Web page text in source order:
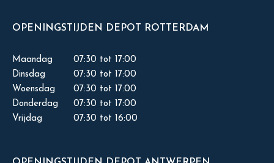
OPENINGSTIJDEN DEPOT ROTTERDAM
Maandag
07:30 tot 17:00
Dinsdag
07:30 tot 17:00
Woensdag
07:30 tot 17:00
Donderdag
07:30 tot 17:00
Vrijdag
07:30 tot 16:00